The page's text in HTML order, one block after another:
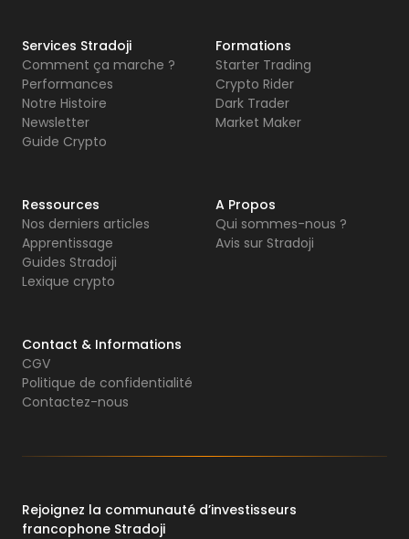
Services Stradoji
Comment ça marche ?
Performances
Notre Histoire
Newsletter
Guide Crypto
Formations
Starter Trading
Crypto Rider
Dark Trader
Market Maker
Ressources
Nos derniers articles
Apprentissage
Guides Stradoji
Lexique crypto
A Propos
Qui sommes-nous ?
Avis sur Stradoji
Contact & Informations
CGV
Politique de confidentialité
Contactez-nous
Rejoignez la communauté d’investisseurs
francophone Stradoji